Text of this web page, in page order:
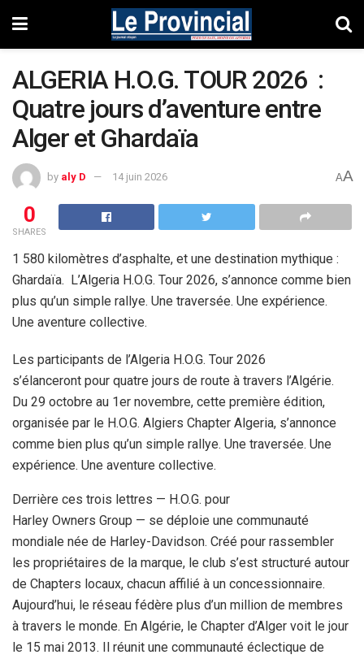
ALGERIA H.O.G. TOUR 2026 :
Quatre jours d’aventure entre
Alger et Ghardaïa
by aly D 14 juin 2026 AA
0
SHARES
1 580 kilomètres d’asphalte, et une destination mythique :
Ghardaïa. L’Algeria H.O.G. Tour 2026, s’annonce comme bien
plus qu’un simple rallye. Une traversée. Une expérience.
Une aventure collective.
Les participants de l’Algeria H.O.G. Tour 2026
s’élanceront pour quatre jours de route à travers l’Algérie.
Du 29 octobre au 1er novembre, cette première édition,
organisée par le H.O.G. Algiers Chapter Algeria, s’annonce
comme bien plus qu’un simple rallye. Une traversée. Une
expérience. Une aventure collective.
Derrière ces trois lettres — H.O.G. pour
Harley Owners Group — se déploie une communauté
mondiale née de Harley-Davidson. Créé pour rassembler
les propriétaires de la marque, le club s’est structuré autour
de Chapters locaux, chacun affilié à un concessionnaire.
Aujourd’hui, le réseau fédère plus d’un million de membres
à travers le monde. En Algérie, le Chapter d’Alger voit le jour
le 15 mai 2013. Il réunit une communauté éclectique de